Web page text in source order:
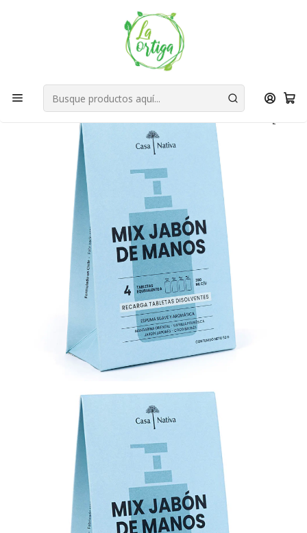
Bienvenid@s a quienes quieren un planeta más verde...
Nuestra Misión
Productos Cuidado Personal
Recargas Jabón Mix Aromas